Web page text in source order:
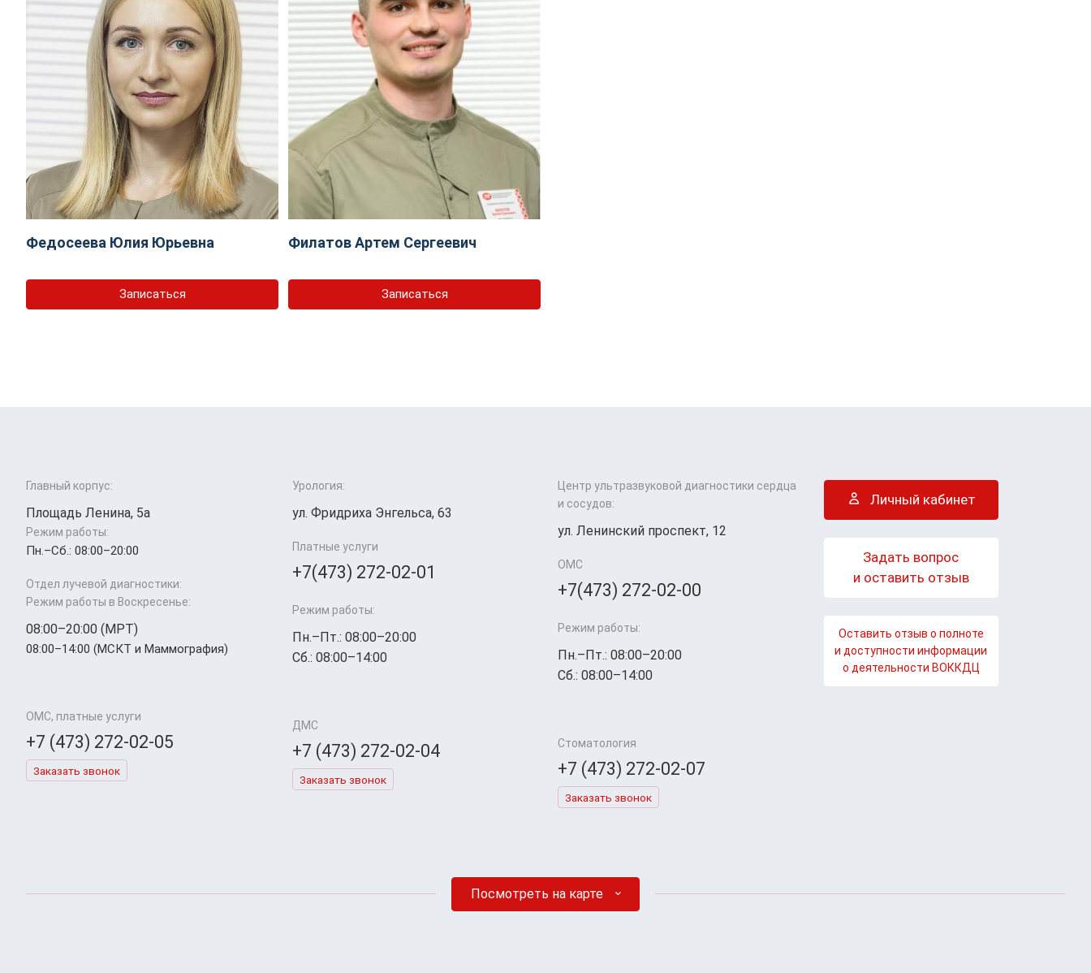
Федосеева Юлия Юрьевна
Записаться
Филатов Артем Сергеевич
Записаться
Главный корпус:
Площадь Ленина, 5а
Режим работы:
Пн.–Cб.: 08:00–20:00
Отдел лучевой диагностики:
Режим работы в Воскресенье:
08:00–20:00 (МРТ)
08:00–14:00 (МСКТ и Маммография)
ОМС, платные услуги
+7 (473) 272-02-05
Заказать звонок
Урология:
ул. Фридриха Энгельса, 63
Платные услуги
+7(473) 272-02-01
Режим работы:
Пн.–Пт.: 08:00–20:00
Сб.: 08:00–14:00
ДМС
+7 (473) 272-02-04
Заказать звонок
Центр ультразвуковой диагностики сердца
и сосудов:
ул. Ленинский проспект, 12
ОМС
+7(473) 272-02-00
Режим работы:
Пн.–Пт.: 08:00–20:00
Сб.: 08:00–14:00
Стоматология
+7 (473) 272-02-07
Заказать звонок
Личный кабинет
Задать вопрос
и оставить отзыв
Оставить отзыв о полноте
и доступности информации
о деятельности ВОККДЦ
Посмотреть на карте